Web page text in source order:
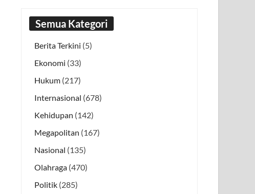
Semua Kategori
Berita Terkini (5)
Ekonomi (33)
Hukum (217)
Internasional (678)
Kehidupan (142)
Megapolitan (167)
Nasional (135)
Olahraga (470)
Politik (285)